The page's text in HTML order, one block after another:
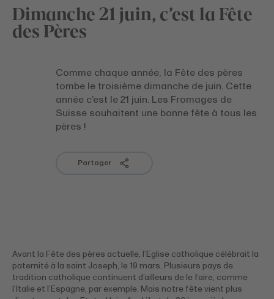
Dimanche 21 juin, c’est la Fête
des Pères
Comme chaque année, la Fête des pères
tombe le troisième dimanche de juin. Cette
année c’est le 21 juin. Les Fromages de
Suisse souhaitent une bonne fête à tous les
pères !
Partager
Avant la Fête des pères actuelle, l’Eglise catholique célébrait la
paternité à la saint Joseph, le 19 mars. Plusieurs pays de
tradition catholique continuent d’ailleurs de le faire, comme
l’Italie et l’Espagne, par exemple. Mais notre fête vient plus